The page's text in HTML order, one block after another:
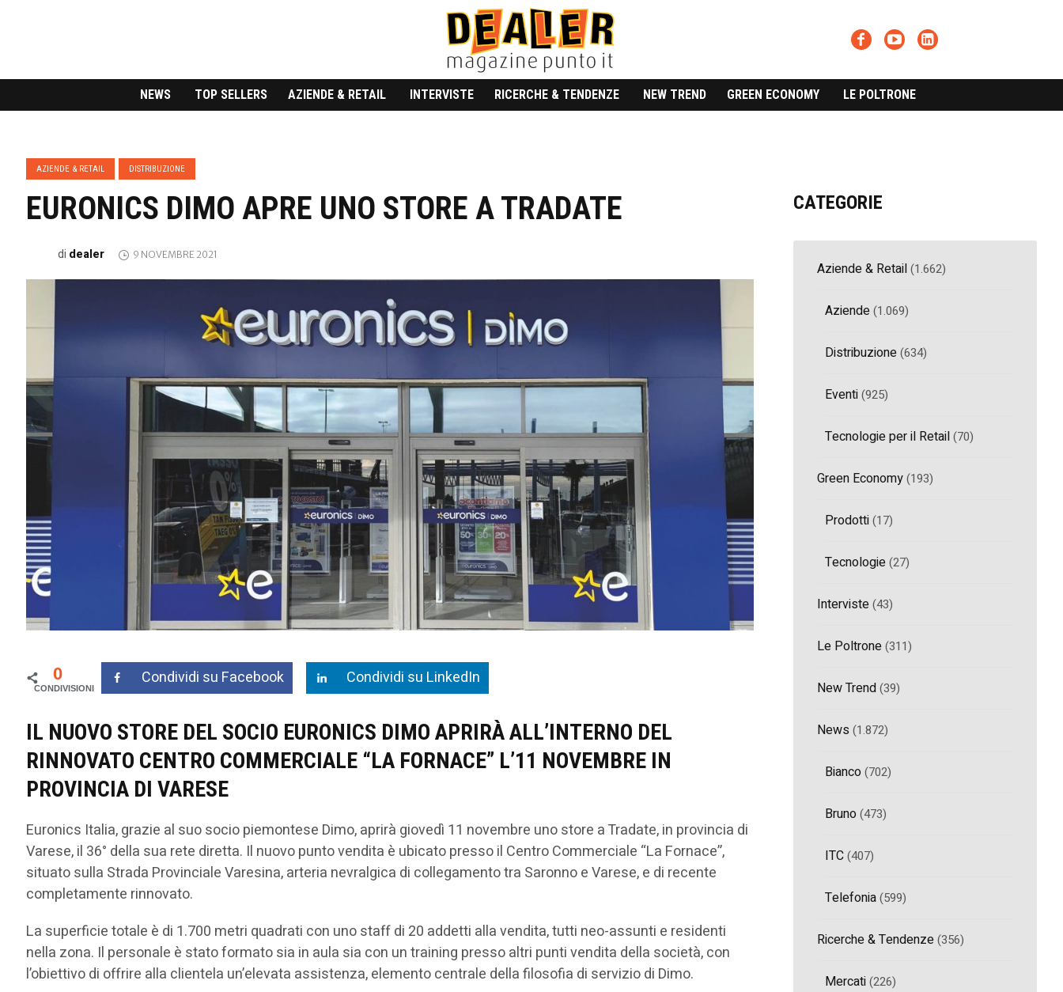
NEWS TOP SELLERS AZIENDE & RETAIL INTERVISTE RICERCHE & TENDENZE NEW TREND GREEN ECONOMY LE POLTRONE
AZIENDE & RETAIL DISTRIBUZIONE
EURONICS DIMO APRE UNO STORE A TRADATE
di dealer 9 NOVEMBRE 2021
0 Condividi su Facebook Condividi su LinkedIn
IL NUOVO STORE DEL SOCIO EURONICS DIMO APRIRÀ ALL’INTERNO DEL
RINNOVATO CENTRO COMMERCIALE “LA FORNACE” L’11 NOVEMBRE IN
PROVINCIA DI VARESE
Euronics Italia, grazie al suo socio piemontese Dimo, aprirà giovedì 11 novembre uno store a Tradate, in provincia di
Varese, il 36° della sua rete diretta. Il nuovo punto vendita è ubicato presso il Centro Commerciale “La Fornace”,
situato sulla Strada Provinciale Varesina, arteria nevralgica di collegamento tra Saronno e Varese, e di recente
completamente rinnovato.
La superficie totale è di 1.700 metri quadrati con uno staff di 20 addetti alla vendita, tutti neo-assunti e residenti
nella zona. Il personale è stato formato sia in aula sia con un training presso altri punti vendita della società, con
l’obiettivo di offrire alla clientela un’elevata assistenza, elemento centrale della filosofia di servizio di Dimo.
CATEGORIE
Aziende & Retail(1.662)
Aziende(1.069)
Distribuzione(634)
Eventi(925)
Tecnologie per il Retail(70)
Green Economy(193)
Prodotti(17)
Tecnologie(27)
Interviste(43)
Le Poltrone(311)
New Trend(39)
News (1.872)
Bianco(702)
Bruno(473)
ITC(407)
Telefonia(599)
Ricerche & Tendenze(356)
Mercati(226)